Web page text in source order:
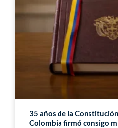
35 años de la
Colombia firmó consigo